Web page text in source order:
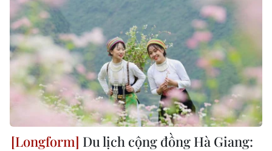
Du lịch cộng đồng Hà Giang: